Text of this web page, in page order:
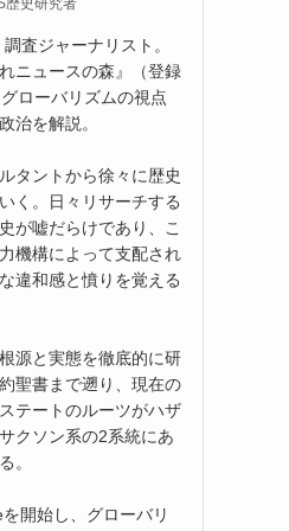
査ジャーナリスト。
ニュースの森』（登録
ローバリズムの視点
治を解説。
タントから徐々に歴史
く。日々リサーチする
が嘘だらけであり、こ
機構によって支配され
違和感と憤りを覚える
源と実態を徹底的に研
聖書まで遡り、現在の
テートのルーツがハザ
クソン系の2系統にあ
。
開始し、グローバリ